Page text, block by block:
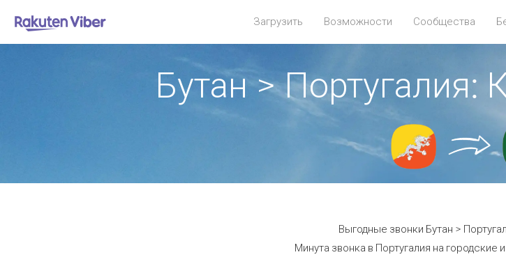
Загрузить Возможности Сообщества
Бутан >
Выгодные звонки Бутан >
Минута звонка в Португалия на